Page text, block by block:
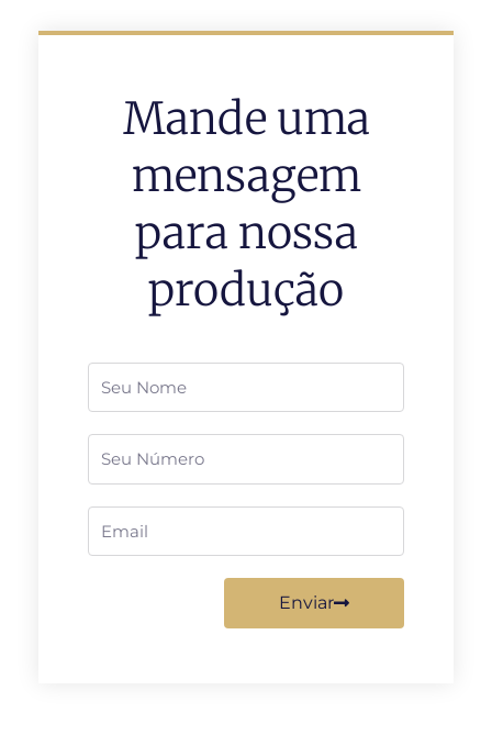
Mande uma
mensagem
para nossa
produção
Enviar